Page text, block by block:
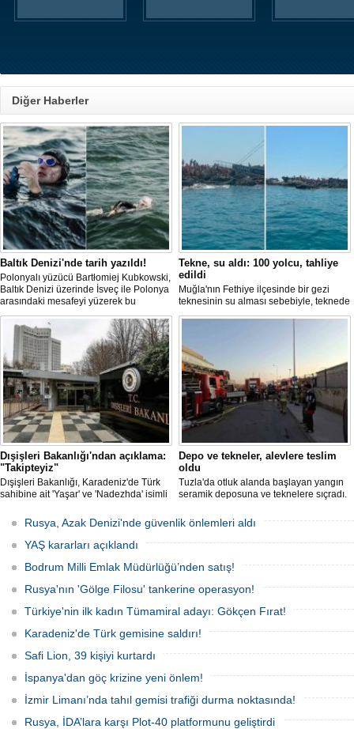
Diğer Haberler
Baltık Denizi'nde tarih yazıldı!
Polonyalı yüzücü Bartłomiej Kubkowski,
Baltık Denizi üzerinde İsveç ile Polonya
arasındaki mesafeyi yüzerek bu
başarının ilk örneği olarak tarihe geçti.
Tekne, su aldı: 100 yolcu, tahliye
edildi
Muğla'nın Fethiye ilçesinde bir gezi
teknesinin su alması sebebiyle, teknede
bulunan 100 yolcu tahliye edildi,
Dışişleri Bakanlığı'ndan açıklama:
"Takipteyiz"
Dışişleri Bakanlığı, Karadeniz'de Türk
sahibine ait 'Yaşar' ve 'Nadezhda' isimli
araçlarıyla gerçekleştirilen saldırıda
yaralanan personelin sağlık durumu ve
güvenliğinin yakından takip edildiğini
Depo ve tekneler, alevlere teslim
oldu
Tuzla'da otluk alanda başlayan yangın
seramik deposuna ve teknelere sıçradı.
alevleri kontrol altına aldı.
Rusya, Azak Denizi'nde güvenlik önlemleri aldı
YAŞ kararları açıklandı
Bodrum Milli Emlak Müdürlüğü’nden satış!
Rusya'nın 'Gölge Filosu' tankerine operasyon!
Türkiye'nin ilk kadın Tümamiral adayı: Gökçen Fırat!
Karadeniz'de Türk gemisine saldırı!
Safi Lion, 39 kişiyi kurtardı
İspanya'dan göç krizine yeni önlem!
İzmir Limanı’nda tahıl gemisi trafiği durma noktasında!
Rusya, İDA’lara karşı Plot-40 platformunu geliştirdi